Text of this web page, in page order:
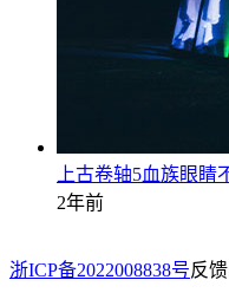
上古卷轴5血族眼睛
2年前
浙ICP备2022008838号反